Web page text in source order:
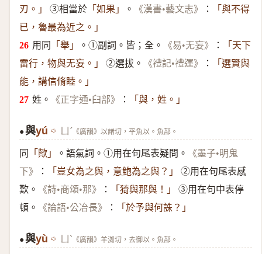
刃。」
③相當於 「如果」 。 《漢書•藝文志》 ：
「與不得
已，魯最為近之。」
用同 「舉」 。①副詞。皆；全。 《易•无妄》 ：
「天下
雷行，物與无妄。」
②選拔。 《禮記•禮運》 ：
「選賢與
能，講信脩睦。」
姓。 《正字通•臼部》 ： 「與，姓。」
●與yú ㄩˊ 《廣韻》以諸切，平魚以。魚部。
同 「歟」 。語氣詞。①用在句尾表疑問。
《墨子•明鬼
下》
： 「豈女為之與，意鮑為之與？」
②用在句尾表感
歎。
《詩•商頌•那》 ： 「猗與那與！」
③用在句中表停
頓。
《論語•公冶長》 ： 「於予與何誅？」
●與yù ㄩˋ 《廣韻》羊洳切，去御以。魚部。